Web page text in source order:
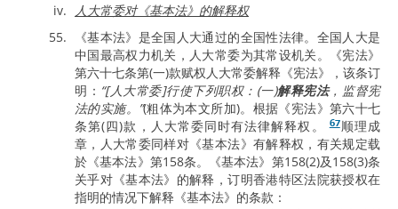
人大常委对《基本法》的解释权
《基本法》是全国人大通过的全国性法律。全国人大是
中国最高权力机关，人大常委为其常设机关。《宪法》
第六十七条第(一)款赋权人大常委解释《宪法》，该条订
明： “[人大常委]行使下列职权：(一)解释宪法，监督宪
法的实施。”(粗体为本文所加)。根据《宪法》第六十七
条第(四)款，人大常委同时有法律解释权。67顺理成
章，人大常委同样对《基本法》有解释权，有关规定载
於《基本法》第158条。《基本法》第158(2)及158(3)条
关乎对《基本法》的解释，订明香港特区法院获授权在
指明的情况下解释《基本法》的条款：